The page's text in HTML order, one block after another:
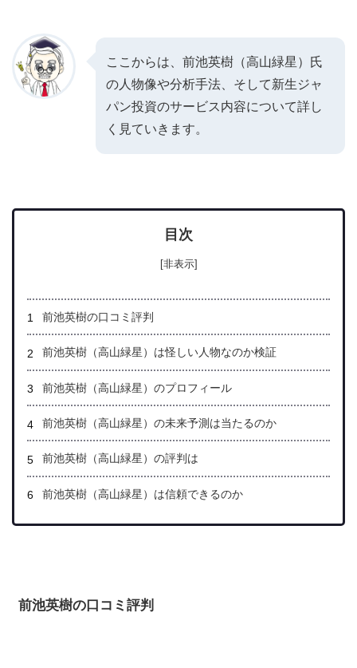
ここからは、前池英樹（高山緑星）氏
の人物像や分析手法、そして新生ジャ
パン投資のサービス内容について詳し
く見ていきます。
目次
[非表示]
前池英樹の口コミ評判
前池英樹（高山緑星）は怪しい人物なのか検証
前池英樹（高山緑星）のプロフィール
前池英樹（高山緑星）の未来予測は当たるのか
前池英樹（高山緑星）の評判は
前池英樹（高山緑星）は信頼できるのか
前池英樹の口コミ評判